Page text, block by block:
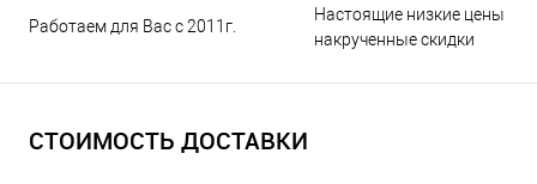
Работаем для Вас с 2011г.
Настоящие низкие цены и
накрученные скидки
СТОИМОСТЬ ДОСТАВКИ